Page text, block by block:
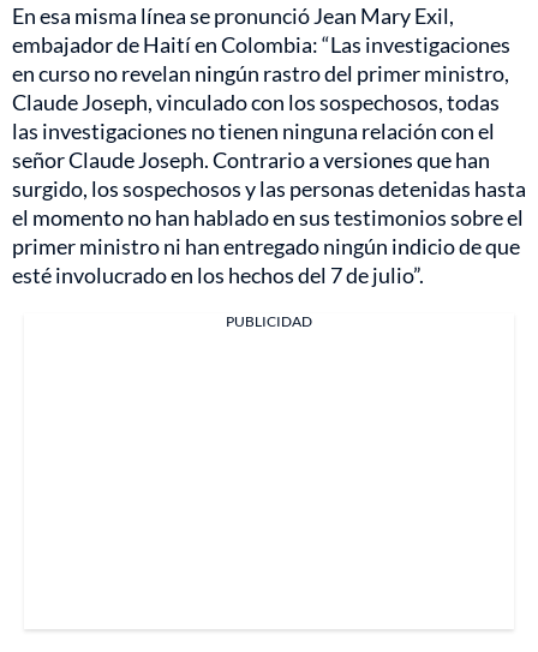
En esa misma línea se pronunció Jean Mary Exil,
embajador de Haití en Colombia: “Las investigaciones
en curso no revelan ningún rastro del primer ministro,
Claude Joseph, vinculado con los sospechosos, todas
las investigaciones no tienen ninguna relación con el
señor Claude Joseph. Contrario a versiones que han
surgido, los sospechosos y las personas detenidas hasta
el momento no han hablado en sus testimonios sobre el
primer ministro ni han entregado ningún indicio de que
esté involucrado en los hechos del 7 de julio”.
PUBLICIDAD